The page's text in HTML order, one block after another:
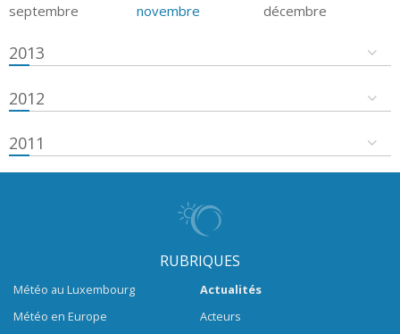
septembre
novembre décembre
2013
2012
2011
RUBRIQUES
Météo au Luxembourg
Météo en Europe
Actualités
Acteurs